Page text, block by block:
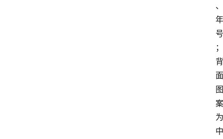
、
年
号
；
背
面
图
案
为
中